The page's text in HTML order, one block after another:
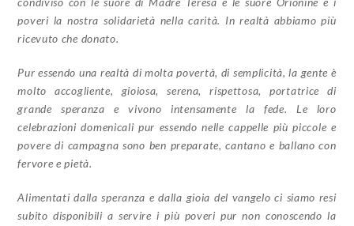
poveri la nostra solidarietà nella carità. In realtà abbiamo più
ricevuto che donato.
Pur essendo una realtà di molta povertà, di semplicità, la gente è
molto accogliente, gioiosa, serena, rispettosa, portatrice di
grande speranza e vivono intensamente la fede. Le loro
celebrazioni domenicali pur essendo nelle cappelle più piccole e
povere di campagna sono ben preparate, cantano e ballano con
fervore e pietà.
Alimentati dalla speranza e dalla gioia del vangelo ci siamo resi
subito disponibili a servire i più poveri pur non conoscendo la